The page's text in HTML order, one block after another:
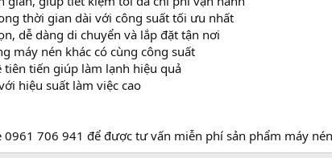
thời gian dài với công suất tối ưu nhất
dễ dàng di chuyển và lắp đặt tận nơi
máy nén khác có cùng công suất
tiến giúp làm lạnh hiệu quả
hiệu suất làm việc cao
0961 706 941 để được tư vấn miễn phí sản phẩm máy